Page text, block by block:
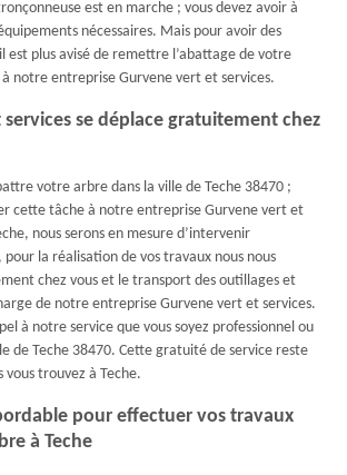
est en marche ; vous devez avoir à
nécessaires. Mais pour avoir des
est plus avisé de remettre l’abattage de votre
notre entreprise Gurvene vert et services.
se déplace gratuitement chez
votre arbre dans la ville de Teche 38470 ;
cette tâche à notre entreprise Gurvene vert et
nous serons en mesure d’intervenir
la réalisation de vos travaux nous nous
chez vous et le transport des outillages et
de notre entreprise Gurvene vert et services.
à notre service que vous soyez professionnel ou
de Teche 38470. Cette gratuité de service reste
trouvez à Teche.
pour effectuer vos travaux
à Teche